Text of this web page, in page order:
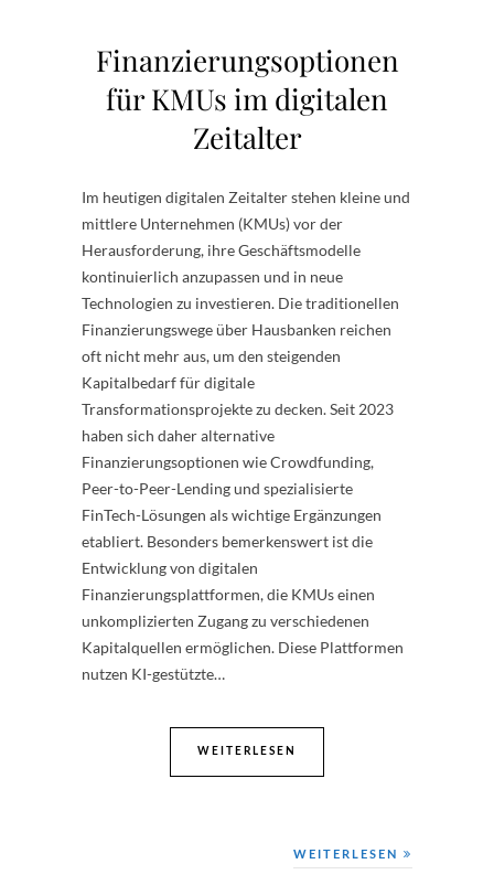
Finanzierungsoptionen
für KMUs im digitalen
Zeitalter
Im heutigen digitalen Zeitalter stehen kleine und
mittlere Unternehmen (KMUs) vor der
Herausforderung, ihre Geschäftsmodelle
kontinuierlich anzupassen und in neue
Technologien zu investieren. Die traditionellen
Finanzierungswege über Hausbanken reichen
oft nicht mehr aus, um den steigenden
Kapitalbedarf für digitale
Transformationsprojekte zu decken. Seit 2023
haben sich daher alternative
Finanzierungsoptionen wie Crowdfunding,
Peer-to-Peer-Lending und spezialisierte
FinTech-Lösungen als wichtige Ergänzungen
etabliert. Besonders bemerkenswert ist die
Entwicklung von digitalen
Finanzierungsplattformen, die KMUs einen
unkomplizierten Zugang zu verschiedenen
Kapitalquellen ermöglichen. Diese Plattformen
nutzen KI-gestützte…
WEITERLESEN
WEITERLESEN